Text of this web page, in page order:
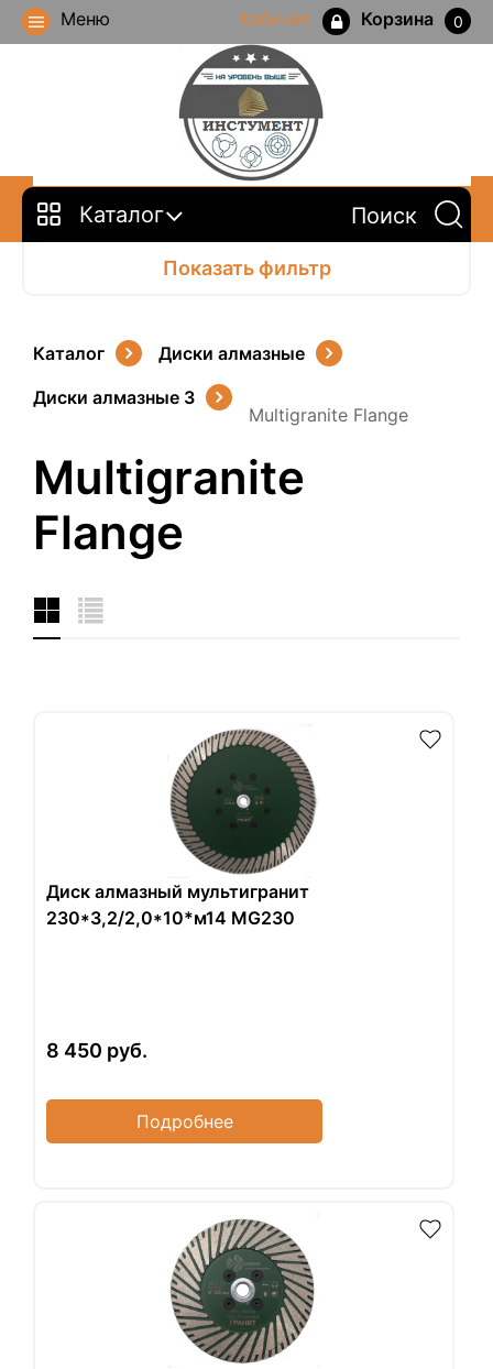
Меню Кабинет Корзина 0
Каталог
Показать фильтр
Каталог
Диски алмазные
Диски алмазные 3
Multigranite Flange
Multigranite
Flange
Диск алмазный мультигранит
230*3,2/2,0*10*м14 MG230
8 450 руб.
Подробнее